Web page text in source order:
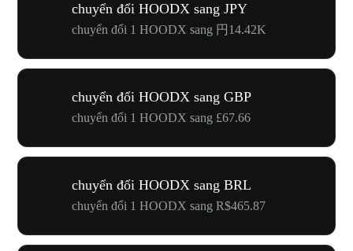
chuyển đổi HOODX sang JPY
chuyển đổi 1 HOODX sang 円14.42K
chuyển đổi HOODX sang GBP
chuyển đổi 1 HOODX sang £67.66
chuyển đổi HOODX sang BRL
chuyển đổi 1 HOODX sang R$465.87